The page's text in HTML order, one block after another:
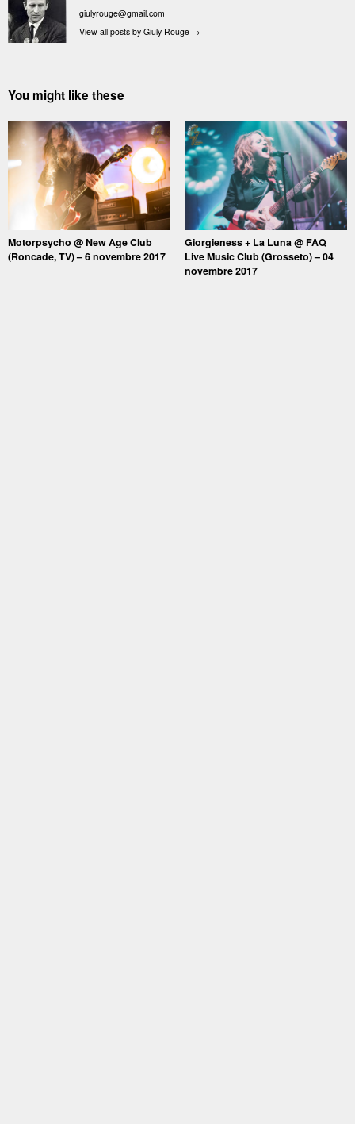
giulyrouge@gmail.com
View all posts by Giuly Rouge →
You might like these
Motorpsycho @ New Age Club
(Roncade, TV) – 6 novembre 2017
Giorgieness + La Luna @ FAQ
Live Music Club (Grosseto) – 04
novembre 2017